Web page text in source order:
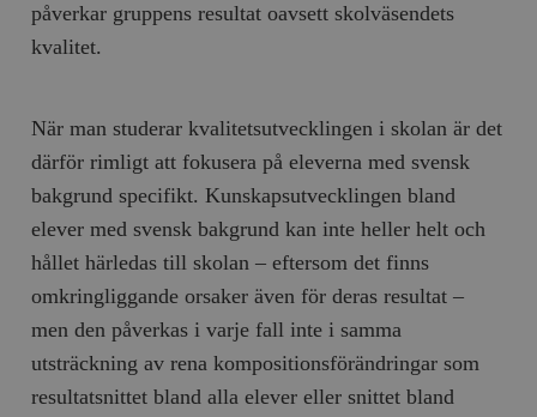
påverkar gruppens resultat oavsett skolväsendets
kvalitet.
När man studerar kvalitetsutvecklingen i skolan är det
därför rimligt att fokusera på eleverna med svensk
bakgrund specifikt. Kunskapsutvecklingen bland
elever med svensk bakgrund kan inte heller helt och
hållet härledas till skolan – eftersom det finns
omkringliggande orsaker även för deras resultat –
men den påverkas i varje fall inte i samma
utsträckning av rena kompositionsförändringar som
resultatsnittet bland alla elever eller snittet bland